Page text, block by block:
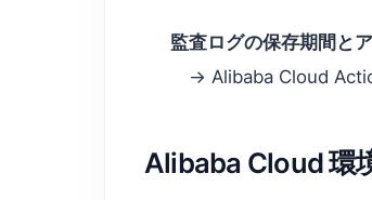
監査ログの保存期間と
→ Alibaba Cloud
Alibaba Cloud 環